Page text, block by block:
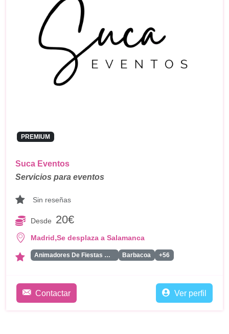
PREMIUM
Suca Eventos
Servicios para eventos
Sin reseñas
Desde 20€
Madrid,Se desplaza a Salamanca
Animadores De Fiestas Para Adultos Barbacoa +56
Contactar Ver perfil